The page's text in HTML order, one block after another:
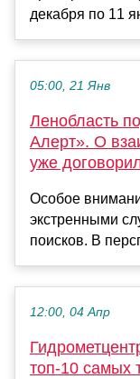
декабря по 11
05:00, 21 Янв
Ленобласть
Алерт». О
уже
Особое
экстренными
поисков. В
12:00, 04 Апр
топ-10 самых